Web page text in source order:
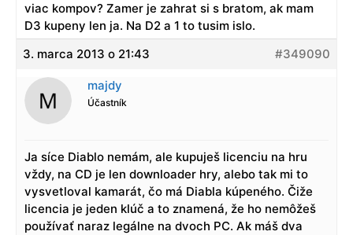
viac kompov? Zamer je zahrat si s bratom, ak mam
D3 kupeny len ja. Na D2 a 1 to tusim islo.
3. marca 2013 o 21:43
#349090
majdy
Účastník
Ja síce Diablo nemám, ale kupuješ licenciu na hru
vždy, na CD je len downloader hry, alebo tak mi to
vysvetloval kamarát, čo má Diabla kúpeného. Čiže
licencia je jeden klúč a to znamená, že ho nemôžeš
používať naraz legálne na dvoch PC. Ak máš dva